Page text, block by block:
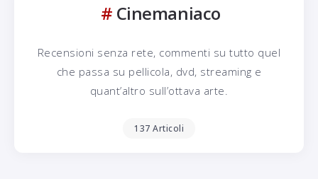
Cinemaniaco
Recensioni senza rete, commenti su tutto quel
che passa su pellicola, dvd, streaming e
quant’altro sull’ottava arte.
137 Articoli